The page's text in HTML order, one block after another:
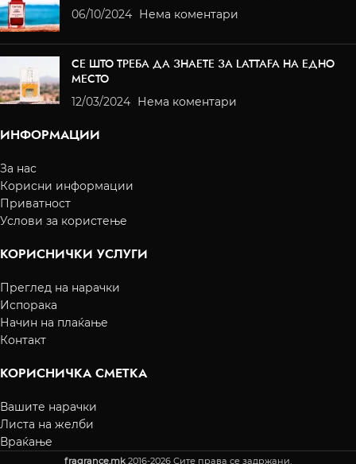
06/10/2024 Нема коментари
СЕ ШТО ТРЕБА ДА ЗНАЕТЕ ЗА LATTAFA НА ЕДНО
МЕСТО
12/03/2024 Нема коментари
ИНФОРМАЦИИ
За нас
Корисни информации
Приватност
Услови за користење
КОРИСНИЧКИ УСЛУГИ
Преглед на нарачки
Испорака
Начин на плаќање
Контакт
КОРИСНИЧКА СМЕТКА
Вашите нарачки
Листа на желби
Враќање
fragrance.mk 2016-2026 Сите права се задржани.